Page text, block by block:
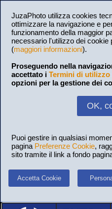
JuzaPhoto utilizza cookies
ottimizzare la navigazione e
funzionamento della maggior
necessario l'utilizzo dei cookie
(maggiori informazioni).
Proseguendo nella
accettato i Termini di utilizzo
opzioni per la gestione dei
OK,
Puoi gestire in qualsiasi
pagina Preferenze Cookie,
sito tramite il link a fondo
Accetta Cookie